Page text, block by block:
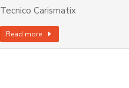
Tecnico Carismatix
Read more